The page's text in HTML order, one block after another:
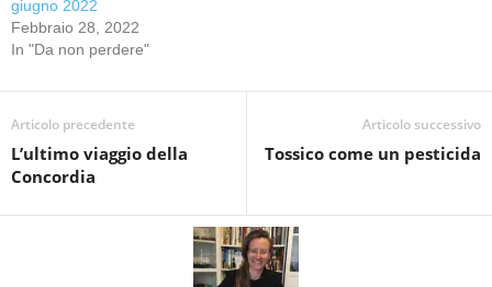
giugno 2022
Febbraio 28, 2022
In "Da non perdere"
Articolo precedente
L’ultimo viaggio della
Concordia
Articolo successivo
Tossico come un pesticida